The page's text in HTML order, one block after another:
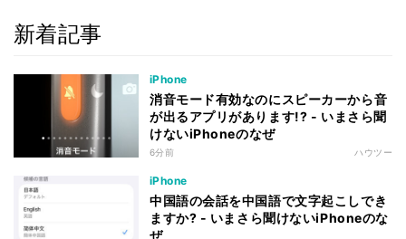
新着記事
iPhone
消音モード有効なのにスピーカーから音
が出るアプリがあります!? - いまさら聞
けないiPhoneのなぜ
6分前 ハウツー
iPhone
中国語の会話を中国語で文字起こしでき
ますか? - いまさら聞けないiPhoneのな
ぜ